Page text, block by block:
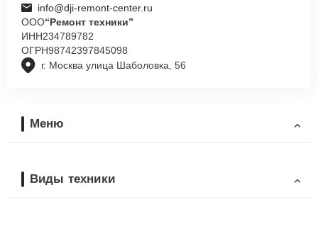
г. Москва улица Шаболовка, 56
info@dji-remont-center.ru
ООО“Ремонт техники”
ИНН234789782
ОГРН98742397845098
Меню
Виды техники